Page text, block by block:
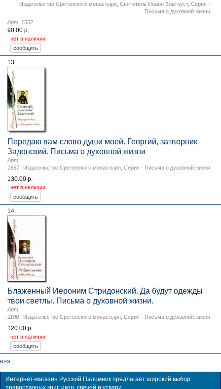
Издательство Сретенского монастыря Святитель Иоанн Златоуст, Серия -
Письма о духовной жизни
Арт. 1502
90.00 р.
нет в наличии
13
Передаю вам слово души моей. Георгий, затворник
Задонский. Письма о духовной жизни
Издательство Сретенского монастыря Серия - Письма о духовной жизни
Арт.
1657
130.00 р.
нет в наличии
14
Блаженный Иероним Стридонский. Да будут одежды
твои светлы. Письма о духовной жизни.
Издательство Сретенского монастыря Серия - Письма о духовной жизни
Арт.
1100
120.00 р.
нет в наличии
RSS
Интернет-магазин Русский Паломник предлагает широкий выбор
православных книг, икон, свечей и утвари.